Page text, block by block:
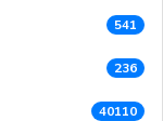
541
236
40110